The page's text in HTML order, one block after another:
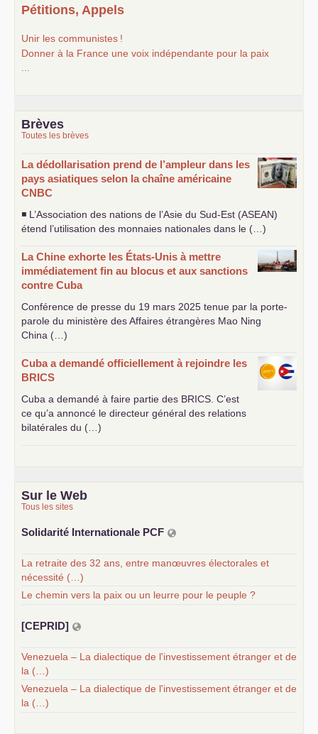
Pétitions, Appels
Unir les communistes !
Donner à la France une voix indépendante pour la paix
Brèves
Toutes les brèves
La dédollarisation prend de l’ampleur dans les
pays asiatiques selon la chaîne américaine
CNBC
◾ L’Association des nations de l’Asie du Sud-Est (ASEAN)
étend l’utilisation des monnaies nationales dans le (…)
La Chine exhorte les États-Unis à mettre
immédiatement fin au blocus et aux sanctions
contre Cuba
Conférence de presse du 19 mars 2025 tenue par la porte-
parole du ministère des Affaires étrangères Mao Ning
China (…)
Cuba a demandé officiellement à rejoindre les
BRICS
Cuba a demandé à faire partie des BRICS . C’est
ce qu’a annoncé le directeur général des relations
bilatérales du (…)
Sur le Web
Tous les sites
Solidarité Internationale PCF
La retraite des 32 ans, entre manœuvres électorales et
nécessité (…)
Le chemin vers la paix ou un leurre pour le peuple ?
[CEPRID]
Venezuela – La dialectique de l'investissement étranger et de
la (…)
Venezuela – La dialectique de l'investissement étranger et de
la (…)